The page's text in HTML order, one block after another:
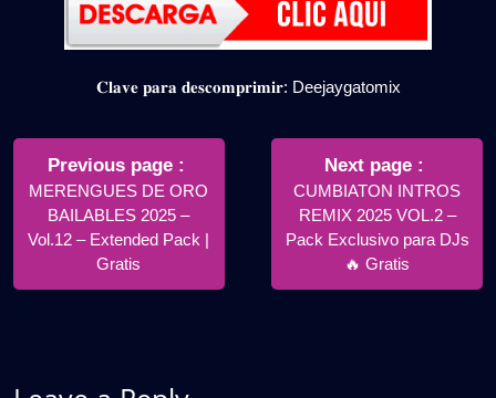
𝐂𝐥𝐚𝐯𝐞 𝐩𝐚𝐫𝐚 𝐝𝐞𝐬𝐜𝐨𝐦𝐩𝐫𝐢𝐦𝐢𝐫: Deejaygatomix
Navegación
entradas
Previous page
Posts
MERENGUES DE ORO
BAILABLES 2025 –
Vol.12 – Extended Pack |
Gratis
Next page
Posts
CUMBIATON INTROS
REMIX 2025 VOL.2 –
Pack Exclusivo para DJs
🔥 Gratis